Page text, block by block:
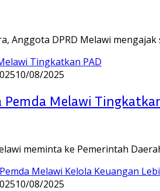
Anggota DPRD Melawi
10/08/2025
Melawi
meminta ke Pemerintah
10/08/2025